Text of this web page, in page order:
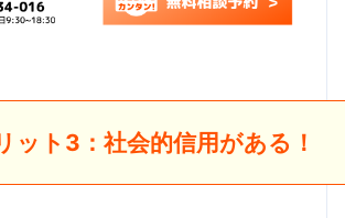
ット3：社会的信用がある！